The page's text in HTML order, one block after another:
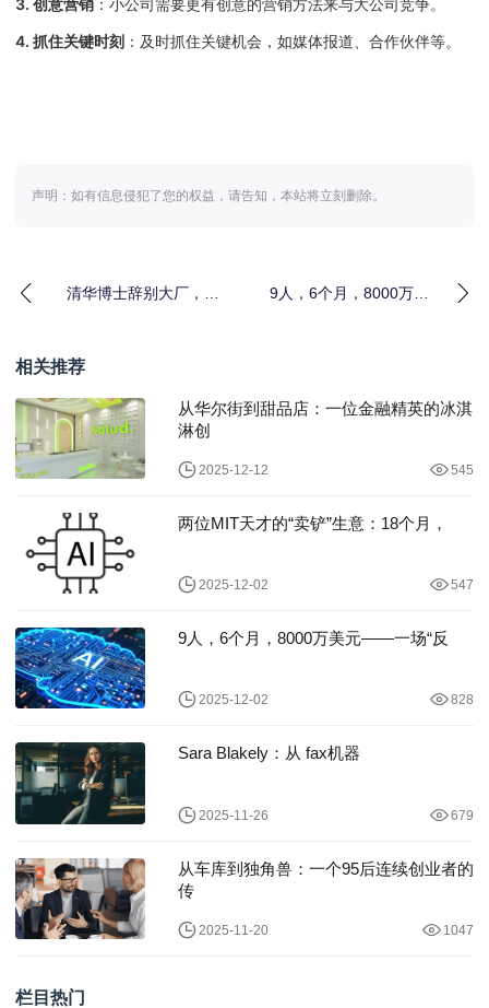
4. 抓住关键时刻 ：及时抓住关键机会，如媒体报道、合作伙伴等。
声明：如有信息侵犯了您的权益，请告知，本站将立刻删除。
清华博士辞别大厂，深
9人，6个月，8000万美
相关推荐
从华尔街到甜品店：一位金融精英的冰淇
淋创
2025-12-12 545
两位MIT天才的“卖铲”生意：18个月，
2025-12-02 547
9人，6个月，8000万美元——一场“反
2025-12-02 828
Sara Blakely：从 fax机器
2025-11-26 679
从车库到独角兽：一个95后连续创业者的
传
2025-11-20 1047
栏目热门